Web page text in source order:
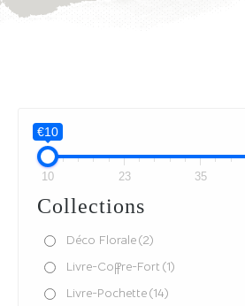
€10
10 23 35
Collections
Déco Florale(2)
Livre-Coffre-Fort (1)
Livre-Pochette(14)